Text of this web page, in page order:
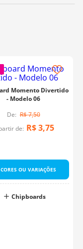
Momento Divertido
- Modelo 06
R$7,50
de: R$ 3,75
CORES OU VARIAÇÕES
Chipboards